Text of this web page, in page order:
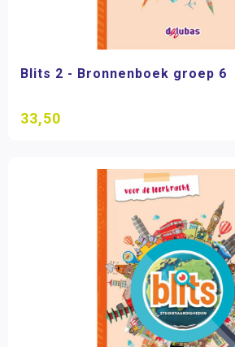
Blits 2 - Bronnenboek groep 6
33,50